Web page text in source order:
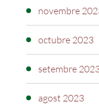
novembre
octubre 2023
setembre
agost 2023